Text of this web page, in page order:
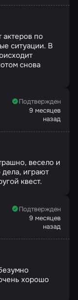
по
ситуации. В
снова
Подтвержден
9 месяцев
назад
весело и
дела, играют
квест.
Подтвержден
9 месяцев
назад
хорошо